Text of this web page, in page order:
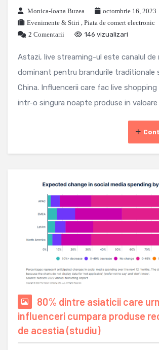
Monica-Ioana Buzea
octombrie 16, 2023
Evenimente & Stiri , Piata de comert electronic
2 Comentarii
146 vizualizari
Astazi, live streaming-ul este canalul de
dominant pentru brandurile traditionale
China. Influencerii care fac live
intr-o singura noapte produse in valoare
80% dintre asiaticii care
influenceri cumpara produse
de acestia (studiu)